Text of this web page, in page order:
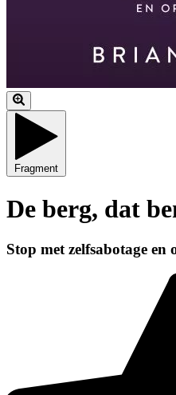
Fragment
De berg, dat
Stop met zelfsabotage en